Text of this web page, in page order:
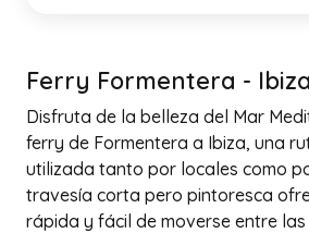
Ferry Formentera - Ibiza
Disfruta de la belleza del Mar
ferry de Formentera a Ibiza, una
utilizada tanto por locales como
travesía corta pero pintoresca
rápida y fácil de moverse entre